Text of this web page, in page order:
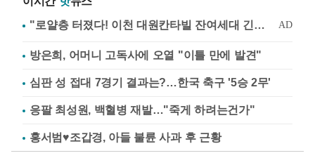
방은희, 어머니 고독사에 오열 "이틀 만에 발견"
심판 성 접대 7경기 결과는?…한국 축구 '5승 2무'
응팔 최성원, 백혈병 재발…"죽게 하려는건가"
홍서범♥조갑경, 아들 불륜 사과 후 근황